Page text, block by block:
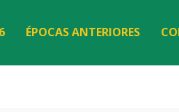
ÉPOCAS ANTERIORES